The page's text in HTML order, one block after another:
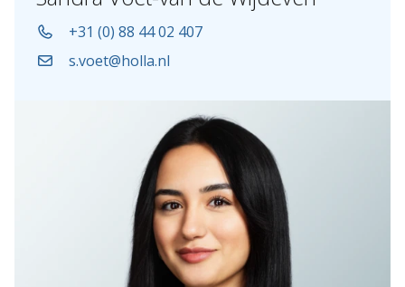
+31 (0) 88 44 02 407
s.voet@holla.nl